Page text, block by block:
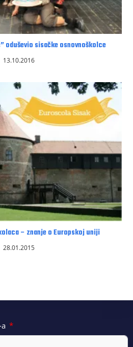
oduševio sisačke osnovnoškolce
13.10.2016
– znanje o Europskoj uniji
28.01.2015